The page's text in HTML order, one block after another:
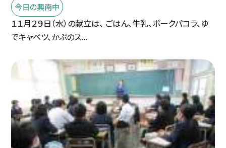
今日の興南中
１１月２９日（水）の献立は、 ごはん、牛乳、ポークパコラ、ゆ
でキャベツ、かぶのス...